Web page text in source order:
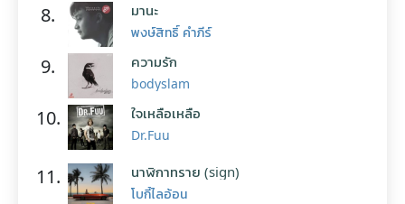
8. มานะ
พงษ์สิทธิ์ คำภีร์
9. ความรัก
bodyslam
10. ใจเหลือเหลือ
Dr.Fuu
11. นาฬิกาทราย (sign)
โบกี้ไลอ้อน